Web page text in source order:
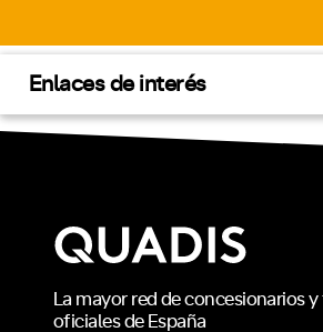
Enlaces de interés
La mayor red de concesionarios
oficiales de España